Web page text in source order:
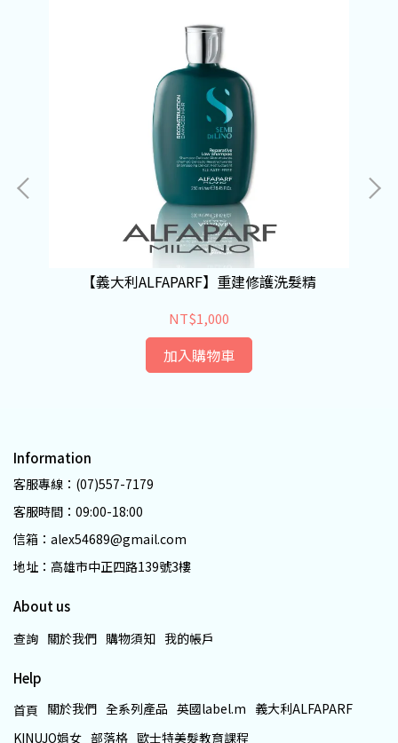
【義大利ALFAPARF】重建修護洗髮精
NT$1,000
加入購物車
Information
客服專線：(07)557-7179
客服時間：09:00-18:00
信箱：alex54689@gmail.com
地址：高雄市中正四路139號3樓
About us
查詢 關於我們 購物須知 我的帳戶
Help
首頁 關於我們 全系列產品 英國label.m 義大利ALFAPARF
KINUJO娟女 部落格 歐士特美髮教育課程